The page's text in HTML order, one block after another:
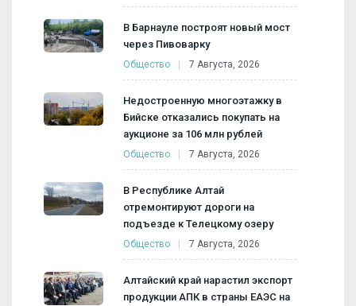
В Барнауле построят новый мост
через Пивоварку
Общество 7 Августа, 2026
Недостроенную многоэтажку в
Бийске отказались покупать на
аукционе за 106 млн рублей
Общество 7 Августа, 2026
В Республике Алтай
отремонтируют дороги на
подъезде к Телецкому озеру
Общество 7 Августа, 2026
Алтайский край нарастил экспорт
продукции АПК в страны ЕАЭС на